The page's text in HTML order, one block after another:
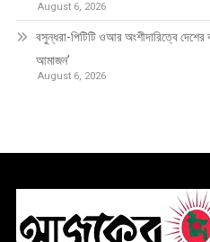
August 6, 2026
বসুন্ধরা-পিটিটি ওআর অংশীদারিত্বে দেশের
আমাজন’
August 6, 2026